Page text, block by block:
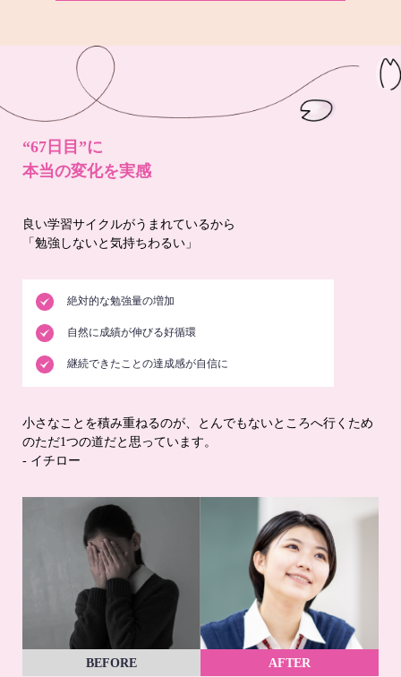
“67日目”に
本当の変化を実感
良い学習サイクルがうまれているから
「勉強しないと気持ちわるい」
絶対的な勉強量の増加
自然に成績が伸びる好循環
継続できたことの達成感が自信に
小さなことを積み重ねるのが、とんでもないところへ行くため
のただ1つの道だと思っています。
- イチロー
BEFORE AFTER